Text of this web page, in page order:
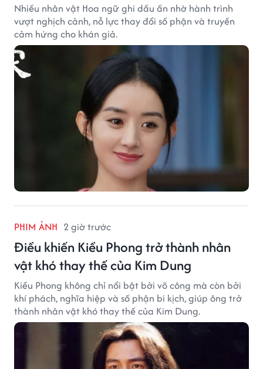
Nhiều nhân vật Hoa ngữ ghi dấu ấn nhờ hành trình
vượt nghịch cảnh, nỗ lực thay đổi số phận và truyền
cảm hứng cho khán giả.
PHIM ẢNH 2 giờ trước
Điều khiến Kiều Phong trở thành nhân
vật khó thay thế của Kim Dung
Kiều Phong không chỉ nổi bật bởi võ công mà còn bởi
khí phách, nghĩa hiệp và số phận bi kịch, giúp ông trở
thành nhân vật khó thay thế của Kim Dung.